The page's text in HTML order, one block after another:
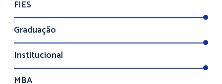
FIES
Graduação
Institucional
MBA